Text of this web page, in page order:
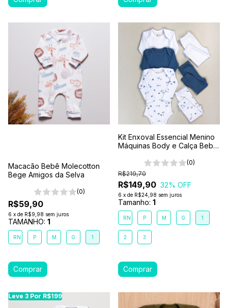
Macacão Bebê Molecotton
Bege Amigos da Selva
(0)
R$59,90
6 x de R$9,98 sem juros
TAMANHO: 1
RN P M G 1
Kit Enxoval Essencial Menino
Máquinas Body e Calça Bebê
Premium
(0)
R$149,90
R$219,70
32% OFF
6 x de R$24,98 sem juros
Tamanho: 1
RN P M G 1
2 3
Leve 3 Por R$199